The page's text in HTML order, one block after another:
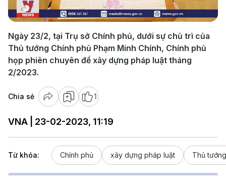
Video
Ngày 23/2, tại Trụ sở Chính phủ, dưới sự chủ trì của
Thủ tướng Chính phủ Phạm Minh Chính, Chính phủ
họp phiên chuyên đề xây dựng pháp luật tháng
2/2023.
Chia sẻ 1
VNA | 23-02-2023, 11:19
Từ khóa: Chính phủ xây dựng pháp luật Thủ